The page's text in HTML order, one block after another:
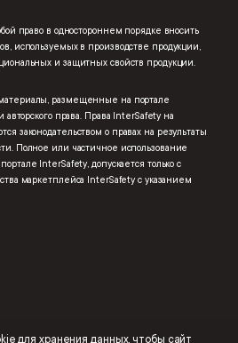
право в одностороннем порядке вносить
используемых в производстве продукции,
и защитных свойств продукции.
размещенные на портале
авторского права. Права InterSafety на
законодательством о правах на результаты
Полное или частичное использование
InterSafety, допускается только с
маркетплейса InterSafety с указанием
для хранения данных, чтобы сайт